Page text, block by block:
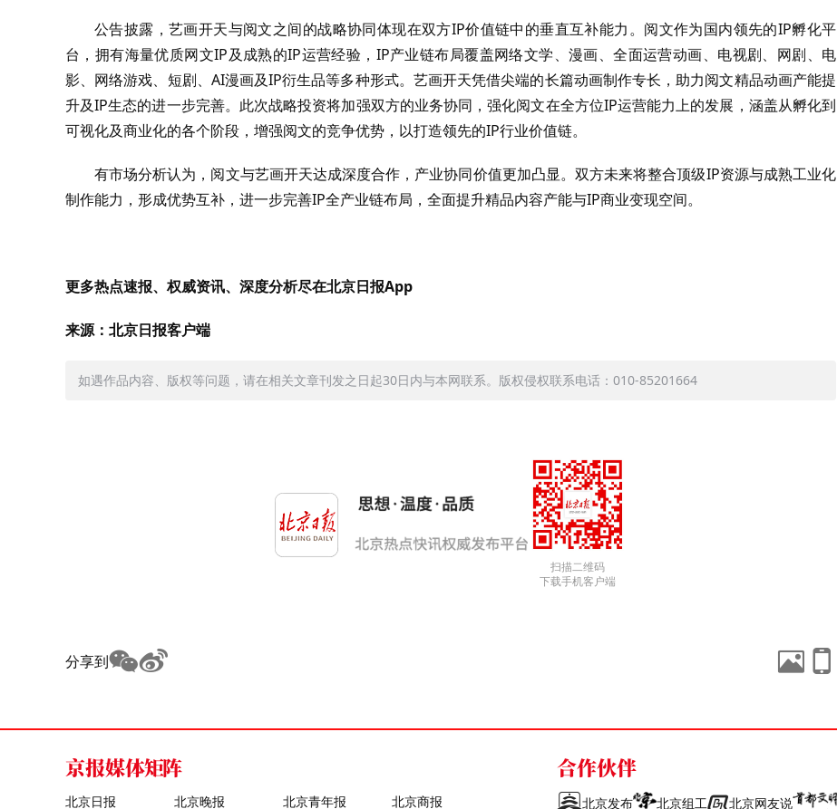
公告披露，艺画开天与阅文之间的战略协同体现在双方IP价值链中的垂直互补能力。阅文作为国内领先的IP孵化平
台，拥有海量优质网文IP及成熟的IP运营经验，IP产业链布局覆盖网络文学、漫画、全面运营动画、电视剧、网剧、电
影、网络游戏、短剧、AI漫画及IP衍生品等多种形式。艺画开天凭借尖端的长篇动画制作专长，助力阅文精品动画产能提
升及IP生态的进一步完善。此次战略投资将加强双方的业务协同，强化阅文在全方位IP运营能力上的发展，涵盖从孵化到
可视化及商业化的各个阶段，增强阅文的竞争优势，以打造领先的IP行业价值链。
有市场分析认为，阅文与艺画开天达成深度合作，产业协同价值更加凸显。双方未来将整合顶级IP资源与成熟工业化
制作能力，形成优势互补，进一步完善IP全产业链布局，全面提升精品内容产能与IP商业变现空间。
更多热点速报、权威资讯、深度分析尽在北京日报App
来源：北京日报客户端
如遇作品内容、版权等问题，请在相关文章刊发之日起30日内与本网联系。版权侵权联系电话：010-85201664
扫描二维码
下载手机客户端
分享到
京报媒体矩阵
北京日报 北京晚报 北京青年报 北京商报
合作伙伴
北京发布 北京组工 北京网友说